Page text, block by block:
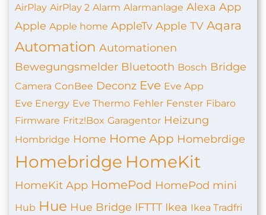
AirPlay AirPlay 2 Alarm Alarmanlage Alexa App
Apple Apple home AppleTv Apple TV Aqara
Automation Automationen
Bewegungsmelder Bluetooth Bosch Bridge
Camera ConBee Deconz Eve Eve App
Eve Energy Eve Thermo Fehler Fenster Fibaro
Firmware Fritz!Box Garagentor Heizung
Hombridge Home Home App Homebrdige
Homebridge HomeKit
HomeKit App HomePod HomePod mini
Hub Hue Hue Bridge IFTTT Ikea Ikea Tradfri